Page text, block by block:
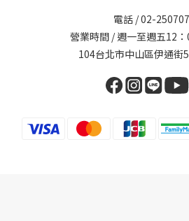
電話 /02-
營業時間 / 週一至週五12
104台北市中山區伊通街